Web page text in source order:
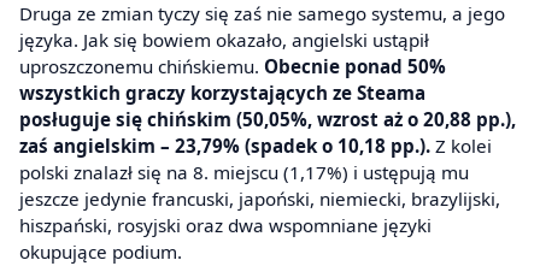
Druga ze zmian tyczy się zaś nie samego systemu, a jego
języka. Jak się bowiem okazało, angielski ustąpił
uproszczonemu chińskiemu. Obecnie ponad 50%
wszystkich graczy korzystających ze Steama
posługuje się chińskim (50,05%, wzrost aż o 20,88 pp.),
zaś angielskim – 23,79% (spadek o 10,18 pp.). Z kolei
polski znalazł się na 8. miejscu (1,17%) i ustępują mu
jeszcze jedynie francuski, japoński, niemiecki, brazylijski,
hiszpański, rosyjski oraz dwa wspomniane języki
okupujące podium.